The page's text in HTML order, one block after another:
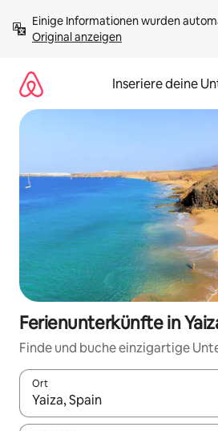
Inhalten
springenOriginal anzeigen
Inseriere deine
Ferienunterkünfte in
Finde und buche einzigartige
Ort
Wenn Ergebnisse verfügbar sind,